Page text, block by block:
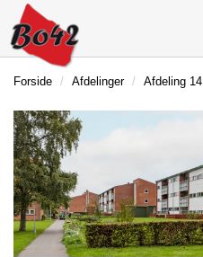
Forside Afdelinger Afdeling 14